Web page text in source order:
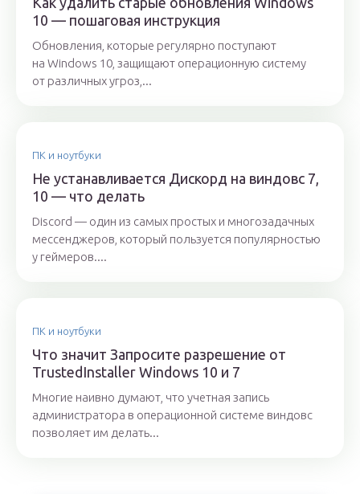
10 — пошаговая инструкция
Обновления, которые регулярно поступают
на Windows 10, защищают операционную систему
от различных угроз,...
ПК и ноутбуки
Не устанавливается Дискорд на виндовс 7,
10 — что делать
Discord — один из самых простых и многозадачных
мессенджеров, который пользуется популярностью
у геймеров....
ПК и ноутбуки
Что значит Запросите разрешение от
TrustedInstaller Windows 10 и 7
Многие наивно думают, что учетная запись
администратора в операционной системе виндовс
позволяет им делать...